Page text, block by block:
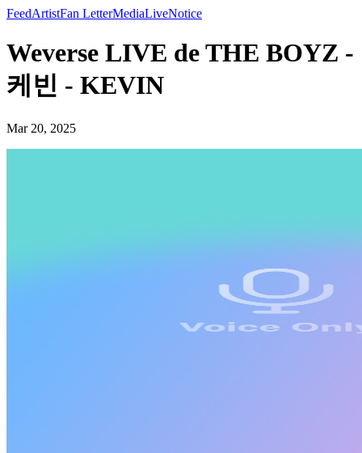
FeedArtistFan LetterMediaLiveNotice
Weverse LIVE de THE BOYZ -
케빈 - KEVIN
Mar 20, 2025